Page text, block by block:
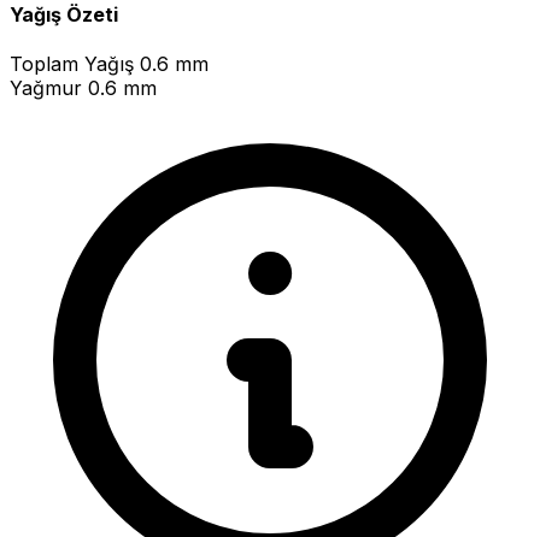
Yağış Özeti
Toplam Yağış 0.6 mm
Yağmur 0.6 mm